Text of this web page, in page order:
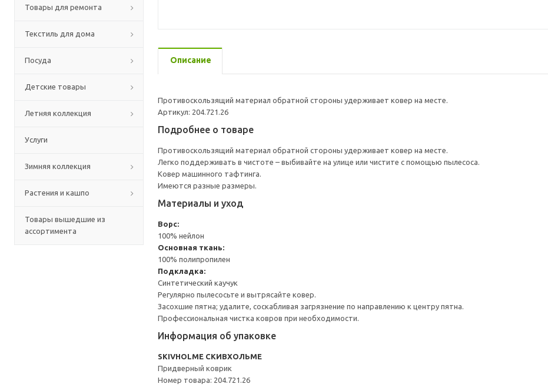
Товары для ремонта
Текстиль для дома
Посуда
Детские товары
Летняя коллекция
Услуги
Зимняя коллекция
Растения и кашпо
Товары вышедшие из
ассортимента
Описание
Противоскользящий материал обратной стороны удерживает ковер на месте.
Артикул: 204.721.26
Подробнее о товаре
Противоскользящий материал обратной стороны удерживает ковер на месте.
Легко поддерживать в чистоте – выбивайте на улице или чистите с помощью пылесоса.
Ковер машинного тафтинга.
Имеются разные размеры.
Материалы и уход
Ворс:
100% нейлон
Основная ткань:
100% полипропилен
Подкладка:
Синтетический каучук
Регулярно пылесосьте и вытрясайте ковер.
Засохшие пятна; удалите, соскабливая загрязнение по направлению к центру пятна.
Профессиональная чистка ковров при необходимости.
Информация об упаковке
SKIVHOLME СКИВХОЛЬМЕ
Придверный коврик
Номер товара: 204.721.26